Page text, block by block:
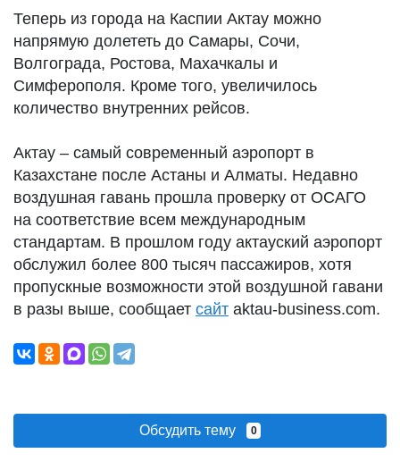
Теперь из города на Каспии Актау можно
напрямую долететь до Самары, Сочи,
Волгограда, Ростова, Махачкалы и
Симферополя. Кроме того, увеличилось
количество внутренних рейсов.
Актау – самый современный аэропорт в
Казахстане после Астаны и Алматы. Недавно
воздушная гавань прошла проверку от ОСАГО
на соответствие всем международным
стандартам. В прошлом году актауский аэропорт
обслужил более 800 тысяч пассажиров, хотя
пропускные возможности этой воздушной гавани
в разы выше, сообщает сайт aktau-business.com.
Обсудить тему 0